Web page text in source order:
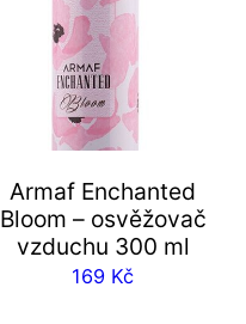
Armaf Enchanted
Bloom – osvěžovač
vzduchu 300 ml
169 Kč